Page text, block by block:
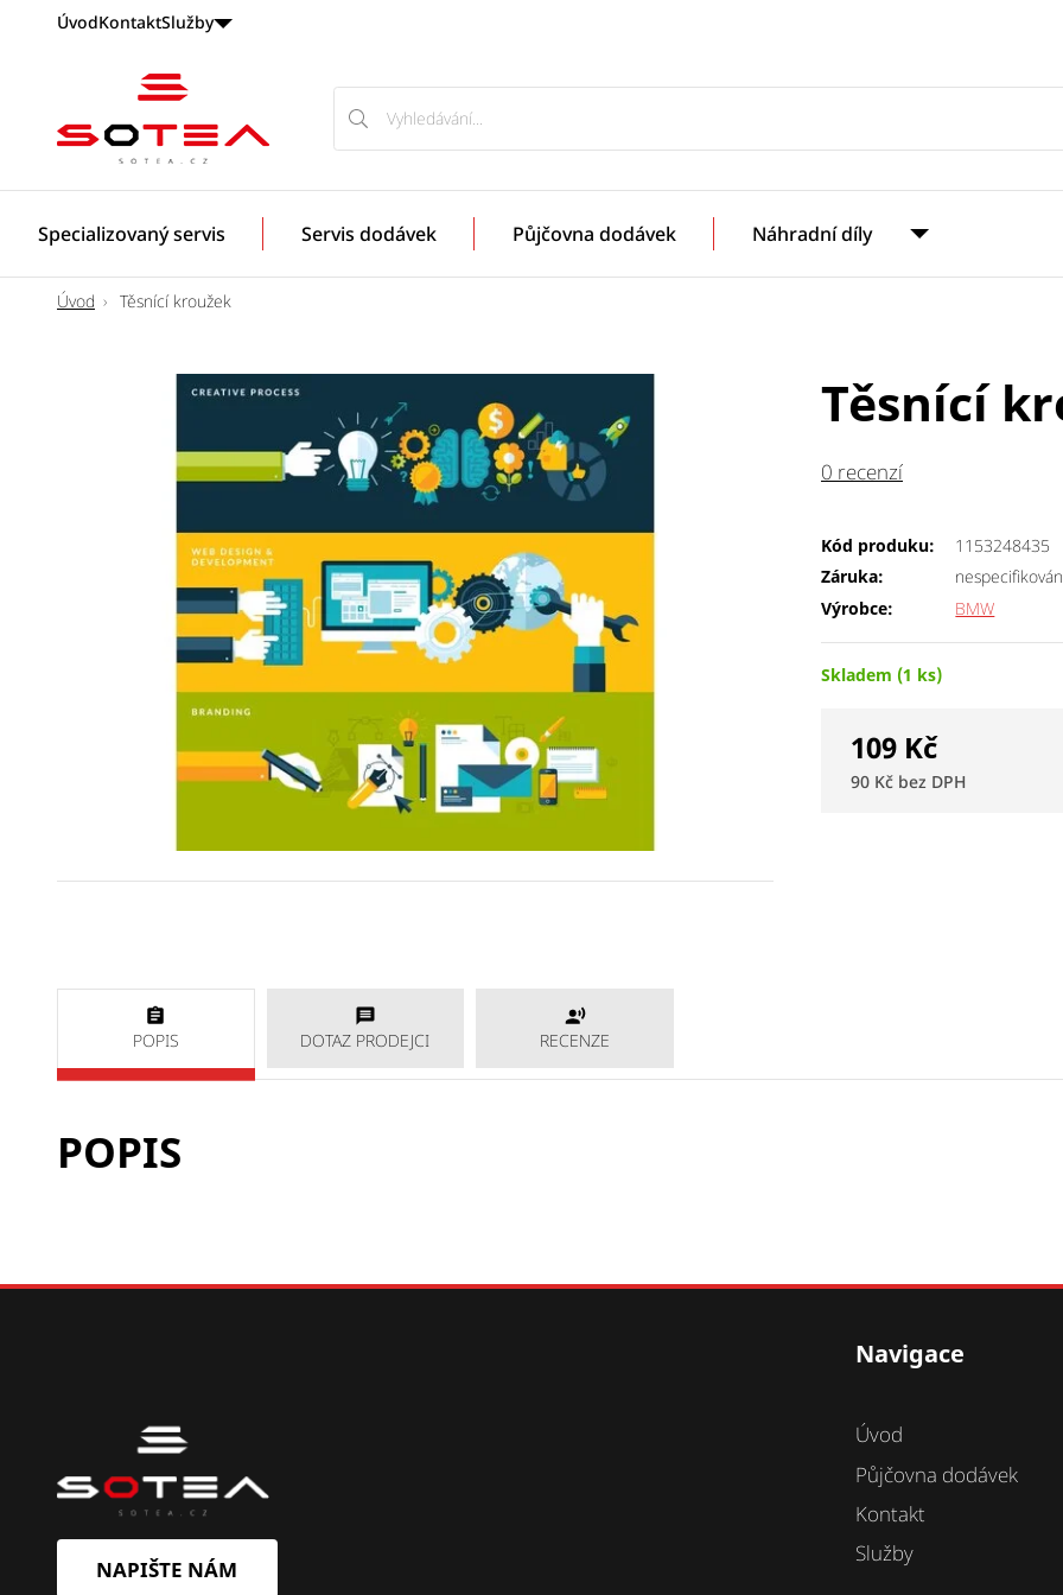
ÚvodKontaktSlužby
Odborníci
servis
BWM
a
MINI
Vyhledávání
Specializovaný servis Servis dodávek Půjčovna dodávek Náhradní díly
Úvod Těsnící kroužek
Těsnící
0 recenzí
Kód produku:
1153248435
Záruka:
Výrobce:
BMW
Skladem (1 ks)
109 Kč
90 Kč
POPIS DOTAZ PRODEJCI RECENZE
POPIS
NAPIŠTE NÁM
Navigace
Úvod
Půjčovna dodávek
Kontakt
Služby